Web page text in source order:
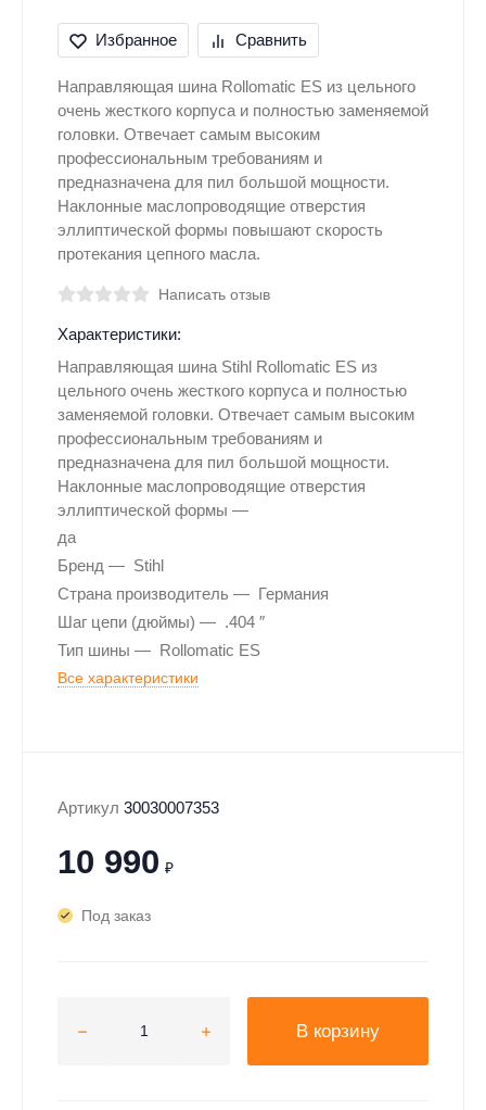
Избранное Сравнить
Направляющая шина Rollomatic ES из цельного
очень жесткого корпуса и полностью заменяемой
головки. Отвечает самым высоким
профессиональным требованиям и
предназначена для пил большой мощности.
Наклонные маслопроводящие отверстия
эллиптической формы повышают скорость
протекания цепного масла.
Написать отзыв
Характеристики:
Направляющая шина Stihl Rollomatic ES из
цельного очень жесткого корпуса и полностью
заменяемой головки. Отвечает самым высоким
профессиональным требованиям и
предназначена для пил большой мощности.
Наклонные маслопроводящие отверстия
эллиптической формы
да
Бренд
Stihl
Страна производитель
Германия
Шаг цепи (дюймы)
.404 ″
Тип шины
Rollomatic ES
Все характеристики
Артикул 30030007353
10 990 ₽
Под заказ
В корзину